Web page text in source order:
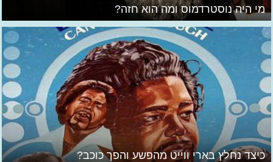
מי היה נוסטרדמוס ומה הוא חזה?
כיצד נחלץ בארי ווייט מהפשע והפך כוכב?